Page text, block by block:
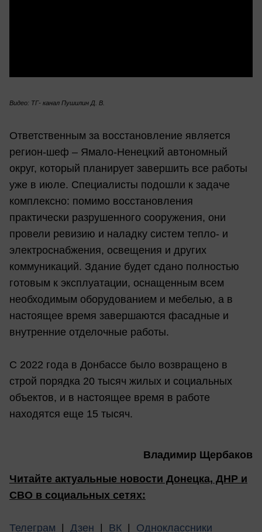
Видео: ТГ- канал Пушилин Д. В.
Ответственным за восстановление является
регион-шеф – Ямало-Ненецкий автономный
округ, который планирует завершить все работы
уже в июле. Специалисты подошли к задаче
комплексно: помимо восстановления
практически разрушенного сооружения, они
провели ревизию и наладку систем тепло- и
электроснабжения, освещения и других
коммуникаций. Здание будет сдано полностью
готовым к эксплуатации, оснащенным всем
необходимым оборудованием и мебелью, а в
настоящее время завершаются фасадные и
внутренние отделочные работы.
С 2022 года в Донбассе было возвращено в
строй порядка 20 тысяч жилых и социальных
объектов, и в настоящее время в работе
находятся еще 15 тысяч.
Владимир Щербаков
Читайте актуальные новости Донецка, ДНР и
СВО в социальных сетях:
Телеграм | Дзен | ВК | Одноклассники